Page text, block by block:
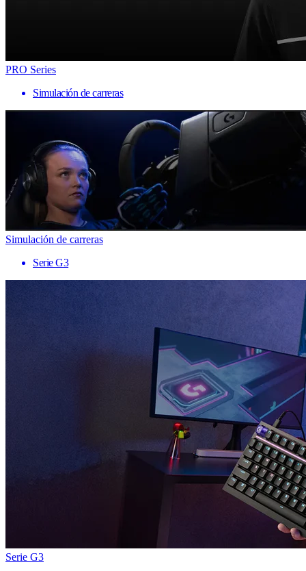
PRO Series
Simulación de carreras
Simulación de carreras
Serie G3
Serie G3